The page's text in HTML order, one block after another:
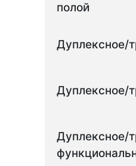
полой
Дуплексное/
Дуплексное/
Дуплексное/